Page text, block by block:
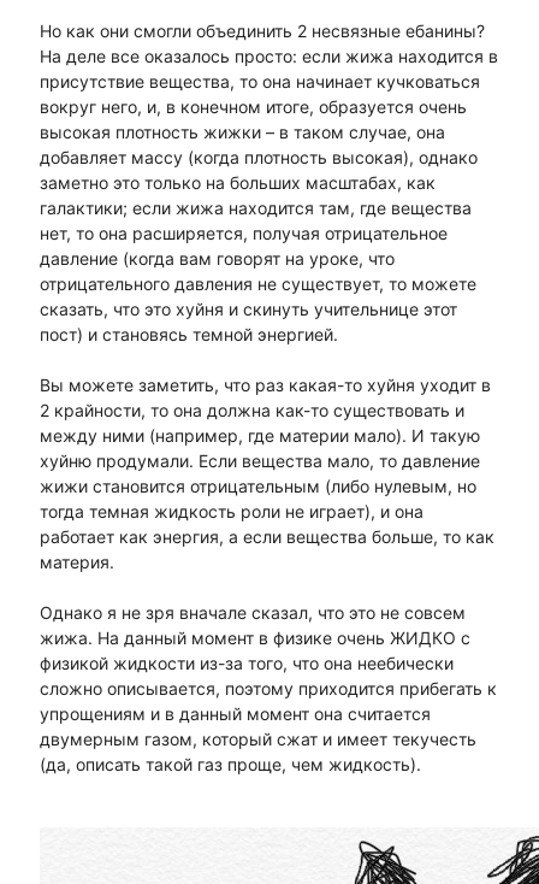
Но как они смогли объединить 2 несвязные ебанины?
На деле все оказалось просто: если жижа находится в
присутствие вещества, то она начинает кучковаться
вокруг него, и, в конечном итоге, образуется очень
высокая плотность жижки – в таком случае, она
добавляет массу (когда плотность высокая), однако
заметно это только на больших масштабах, как
галактики; если жижа находится там, где вещества
нет, то она расширяется, получая отрицательное
давление (когда вам говорят на уроке, что
отрицательного давления не существует, то можете
сказать, что это хуйня и скинуть учительнице этот
пост) и становясь темной энергией.
Вы можете заметить, что раз какая-то хуйня уходит в
2 крайности, то она должна как-то существовать и
между ними (например, где материи мало). И такую
хуйню продумали. Если вещества мало, то давление
жижи становится отрицательным (либо нулевым, но
тогда темная жидкость роли не играет), и она
работает как энергия, а если вещества больше, то как
материя.
Однако я не зря вначале сказал, что это не совсем
жижа. На данный момент в физике очень ЖИДКО с
физикой жидкости из-за того, что она неебически
сложно описывается, поэтому приходится прибегать к
упрощениям и в данный момент она считается
двумерным газом, который сжат и имеет текучесть
(да, описать такой газ проще, чем жидкость).